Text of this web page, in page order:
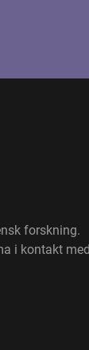
forskning.
i kontakt